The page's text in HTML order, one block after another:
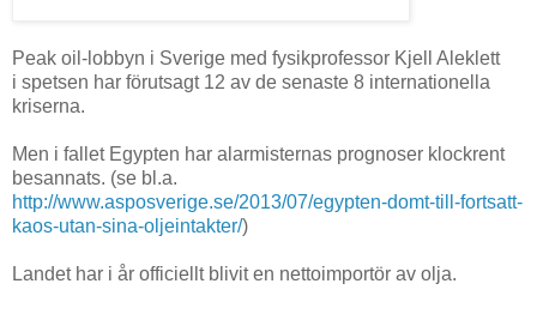
Peak oil-lobbyn i Sverige med fysikprofessor Kjell Aleklett
i spetsen har förutsagt 12 av de senaste 8 internationella
kriserna.
Men i fallet Egypten har alarmisternas prognoser klockrent
besannats. (se bl.a.
http://www.asposverige.se/2013/07/egypten-domt-till-fortsatt-
kaos-utan-sina-oljeintakter/)
Landet har i år officiellt blivit en nettoimportör av olja.